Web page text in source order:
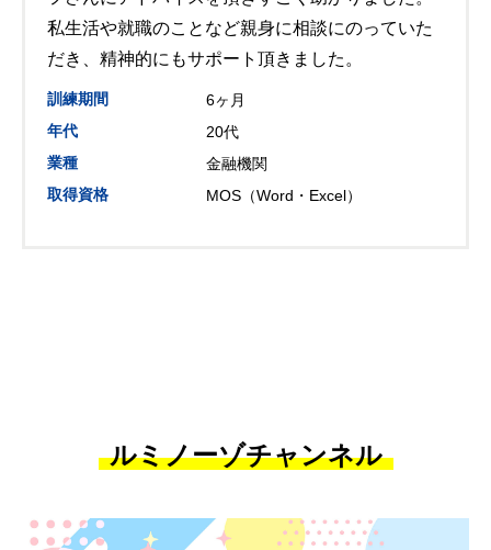
私生活や就職のことなど親身に相談にのっていた
だき、精神的にもサポート頂きました。
訓練期間
6ヶ月
年代
20代
業種
金融機関
取得資格
MOS（Word・Excel）
ルミノーゾチャンネル